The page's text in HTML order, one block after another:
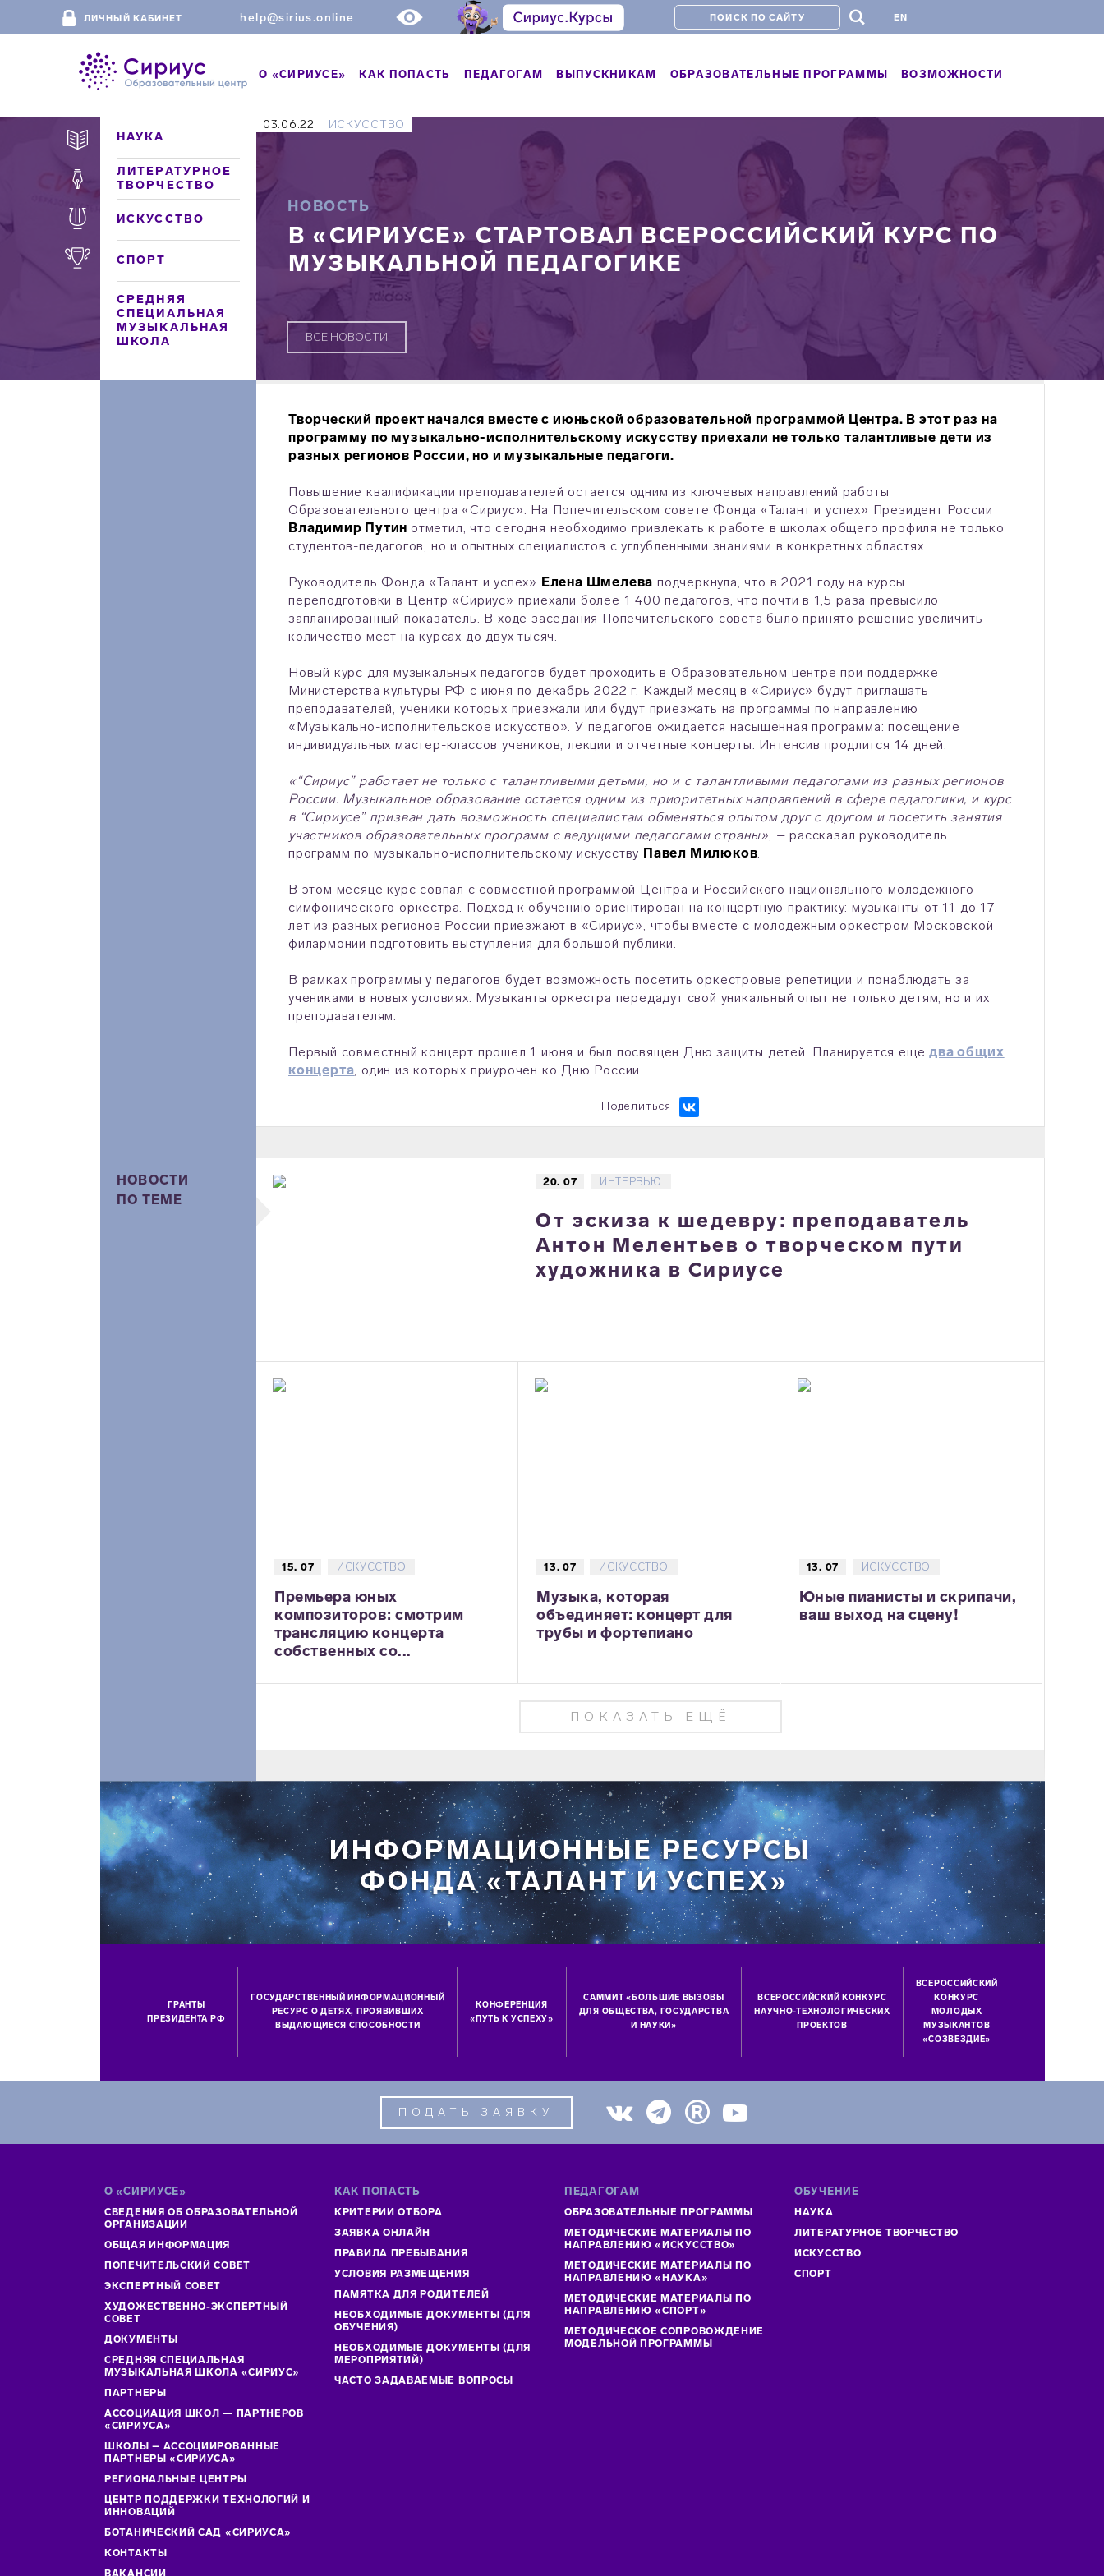
ЛИЧНЫЙ КАБИНЕТ help@sirius.online # EN
О «СИРИУСЕ» КАК ПОПАСТЬ ПЕДАГОГАМ ВЫПУСКНИКАМ ОБРАЗОВАТЕЛЬНЫЕ ПРОГРАММЫ ВОЗМОЖНОСТИ
НАУКА
ЛИТЕРАТУРНОЕ
ТВОРЧЕСТВО
ИСКУССТВО
СПОРТ
СРЕДНЯЯ
СПЕЦИАЛЬНАЯ
МУЗЫКАЛЬНАЯ
ШКОЛА
03.06.22 ИСКУССТВО
НОВОСТЬ
В «СИРИУСЕ» СТАРТОВАЛ ВСЕРОССИЙСКИЙ КУРС ПО
МУЗЫКАЛЬНОЙ ПЕДАГОГИКЕ
ВСЕ НОВОСТИ
Творческий проект начался вместе с июньской образовательной программой Центра. В этот раз на
программу по музыкально-исполнительскому искусству приехали не только талантливые дети из
разных регионов России, но и музыкальные педагоги.
Повышение квалификации преподавателей остается одним из ключевых направлений работы
Образовательного центра «Сириус». На Попечительском совете Фонда «Талант и успех» Президент России
Владимир Путин отметил, что сегодня необходимо привлекать к работе в школах общего профиля не только
студентов-педагогов, но и опытных специалистов с углубленными знаниями в конкретных областях.
Руководитель Фонда «Талант и успех» Елена Шмелева подчеркнула, что в 2021 году на курсы
переподготовки в Центр «Сириус» приехали более 1 400 педагогов, что почти в 1,5 раза превысило
запланированный показатель. В ходе заседания Попечительского совета было принято решение увеличить
количество мест на курсах до двух тысяч.
Новый курс для музыкальных педагогов будет проходить в Образовательном центре при поддержке
Министерства культуры РФ с июня по декабрь 2022 г. Каждый месяц в «Сириус» будут приглашать
преподавателей, ученики которых приезжали или будут приезжать на программы по направлению
«Музыкально-исполнительское искусство». У педагогов ожидается насыщенная программа: посещение
индивидуальных мастер-классов учеников, лекции и отчетные концерты. Интенсив продлится 14 дней.
«“Сириус” работает не только с талантливыми детьми, но и c талантливыми педагогами из разных регионов
России. Музыкальное образование остается одним из приоритетных направлений в сфере педагогики, и курс
в “Сириусе” призван дать возможность специалистам обменяться опытом друг с другом и посетить занятия
участников образовательных программ с ведущими педагогами страны», – рассказал руководитель
программ по музыкально-исполнительскому искусству Павел Милюков.
В этом месяце курс совпал с совместной программой Центра и Российского национального молодежного
симфонического оркестра. Подход к обучению ориентирован на концертную практику: музыканты от 11 до 17
лет из разных регионов России приезжают в «Сириус», чтобы вместе с молодежным оркестром Московской
филармонии подготовить выступления для большой публики.
В рамках программы у педагогов будет возможность посетить оркестровые репетиции и понаблюдать за
учениками в новых условиях. Музыканты оркестра передадут свой уникальный опыт не только детям, но и их
преподавателям.
Первый совместный концерт прошел 1 июня и был посвящен Дню защиты детей. Планируется ещедва общих
концерта, один из которых приурочен ко Дню России.
Поделиться
НОВОСТИ
ПО ТЕМЕ
20. 07 ИНТЕРВЬЮ
От эскиза к шедевру: преподаватель
Антон Мелентьев о творческом пути
художника в Сириусе
15. 07 ИСКУССТВО
Премьера юных
композиторов: смотрим
трансляцию концерта
собственных со...
13. 07 ИСКУССТВО
Музыка, которая
объединяет: концерт для
трубы и фортепиано
13. 07 ИСКУССТВО
Юные пианисты и скрипачи,
ваш выход на сцену!
ПОКАЗАТЬ ЕЩЁ
ГРАНТЫ
ПРЕЗИДЕНТА РФ
ГОСУДАРСТВЕННЫЙ ИНФОРМАЦИОННЫЙ
РЕСУРС О ДЕТЯХ, ПРОЯВИВШИХ
ВЫДАЮЩИЕСЯ СПОСОБНОСТИ
КОНФЕРЕНЦИЯ
«ПУТЬ К УСПЕХУ»
САММИТ «БОЛЬШИЕ ВЫЗОВЫ
ДЛЯ ОБЩЕСТВА, ГОСУДАРСТВА
И НАУКИ»
ВСЕРОССИЙСКИЙ КОНКУРС
НАУЧНО-ТЕХНОЛОГИЧЕСКИХ
ПРОЕКТОВ
ВСЕРОССИЙСКИЙ
КОНКУРС
МОЛОДЫХ
МУЗЫКАНТОВ
«СОЗВЕЗДИЕ»
ПОДАТЬ ЗАЯВКУ
О «СИРИУСЕ»
СВЕДЕНИЯ ОБ ОБРАЗОВАТЕЛЬНОЙ
ОРГАНИЗАЦИИ
ОБЩАЯ ИНФОРМАЦИЯ
ПОПЕЧИТЕЛЬСКИЙ СОВЕТ
ЭКСПЕРТНЫЙ СОВЕТ
ХУДОЖЕСТВЕННО-ЭКСПЕРТНЫЙ
СОВЕТ
ДОКУМЕНТЫ
СРЕДНЯЯ СПЕЦИАЛЬНАЯ
МУЗЫКАЛЬНАЯ ШКОЛА «СИРИУС»
ПАРТНЕРЫ
АССОЦИАЦИЯ ШКОЛ — ПАРТНЕРОВ
«СИРИУСА»
ШКОЛЫ – АССОЦИИРОВАННЫЕ
ПАРТНЕРЫ «СИРИУСА»
РЕГИОНАЛЬНЫЕ ЦЕНТРЫ
ЦЕНТР ПОДДЕРЖКИ ТЕХНОЛОГИЙ И
ИННОВАЦИЙ
БОТАНИЧЕСКИЙ САД «СИРИУСА»
КОНТАКТЫ
ВАКАНСИИ
КАК ПОПАСТЬ
КРИТЕРИИ ОТБОРА
ЗАЯВКА ОНЛАЙН
ПРАВИЛА ПРЕБЫВАНИЯ
УСЛОВИЯ РАЗМЕЩЕНИЯ
ПАМЯТКА ДЛЯ РОДИТЕЛЕЙ
НЕОБХОДИМЫЕ ДОКУМЕНТЫ (ДЛЯ
ОБУЧЕНИЯ)
НЕОБХОДИМЫЕ ДОКУМЕНТЫ (ДЛЯ
МЕРОПРИЯТИЙ)
ЧАСТО ЗАДАВАЕМЫЕ ВОПРОСЫ
ПЕДАГОГАМ
ОБРАЗОВАТЕЛЬНЫЕ ПРОГРАММЫ
МЕТОДИЧЕСКИЕ МАТЕРИАЛЫ ПО
НАПРАВЛЕНИЮ «ИСКУССТВО»
МЕТОДИЧЕСКИЕ МАТЕРИАЛЫ ПО
НАПРАВЛЕНИЮ «НАУКА»
МЕТОДИЧЕСКИЕ МАТЕРИАЛЫ ПО
НАПРАВЛЕНИЮ «СПОРТ»
МЕТОДИЧЕСКОЕ СОПРОВОЖДЕНИЕ
МОДЕЛЬНОЙ ПРОГРАММЫ
ОБУЧЕНИЕ
НАУКА
ЛИТЕРАТУРНОЕ ТВОРЧЕСТВО
ИСКУСCТВО
СПОРТ